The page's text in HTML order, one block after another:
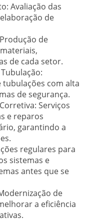
Avaliação das
de
Produção de
de cada setor.
tubulações com alta
de segurança.
Serviços
e reparos
garantindo a
regulares para
sistemas e
antes que se
de
a eficiência